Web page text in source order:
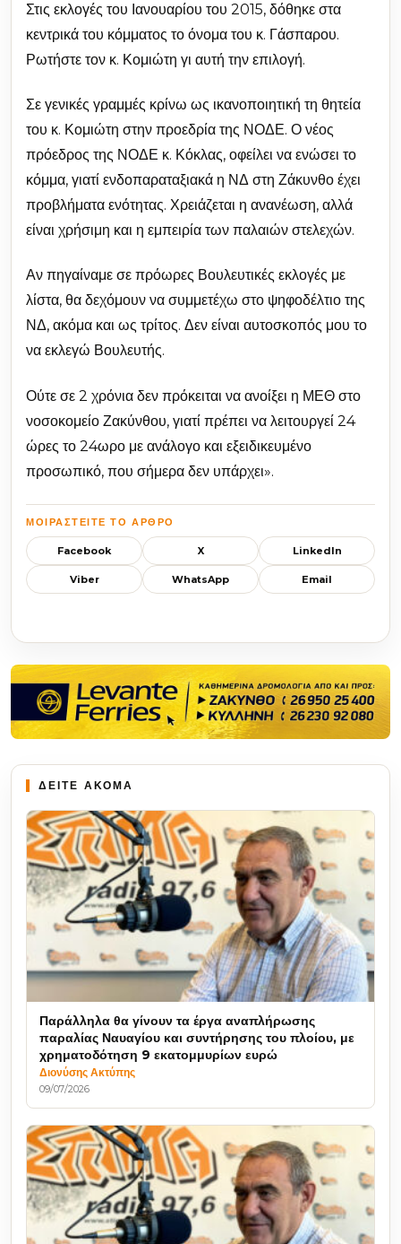
Στις εκλογές του Ιανουαρίου του 2015, δόθηκε στα
κεντρικά του κόμματος το όνομα του κ. Γάσπαρου.
Ρωτήστε τον κ. Κομιώτη γι αυτή την επιλογή.
Σε γενικές γραμμές κρίνω ως ικανοποιητική τη θητεία
του κ. Κομιώτη στην προεδρία της ΝΟΔΕ. Ο νέος
πρόεδρος της ΝΟΔΕ κ. Κόκλας, οφείλει να ενώσει το
κόμμα, γιατί ενδοπαραταξιακά η ΝΔ στη Ζάκυνθο έχει
προβλήματα ενότητας. Χρειάζεται η ανανέωση, αλλά
είναι χρήσιμη και η εμπειρία των παλαιών στελεχών.
Αν πηγαίναμε σε πρόωρες Βουλευτικές εκλογές με
λίστα, θα δεχόμουν να συμμετέχω στο ψηφοδέλτιο της
ΝΔ, ακόμα και ως τρίτος. Δεν είναι αυτοσκοπός μου το
να εκλεγώ Βουλευτής.
Ούτε σε 2 χρόνια δεν πρόκειται να ανοίξει η ΜΕΘ στο
νοσοκομείο Ζακύνθου, γιατί πρέπει να λειτουργεί 24
ώρες το 24ωρο με ανάλογο και εξειδικευμένο
προσωπικό, που σήμερα δεν υπάρχει».
ΜΟΙΡΑΣΤΕΊΤΕ ΤΟ ΆΡΘΡΟ
Facebook X LinkedIn
Viber WhatsApp Email
ΔΕΙΤΕ ΑΚΟΜΑ
Παράλληλα θα γίνουν τα έργα αναπλήρωσης
παραλίας Ναυαγίου και συντήρησης του πλοίου, με
χρηματοδότηση 9 εκατομμυρίων ευρώ
Διονύσης Ακτύπης
09/07/2026